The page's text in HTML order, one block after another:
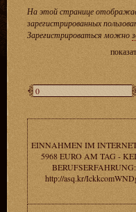
На этой странице
зарегистрированных
Зарегистрироваться можно
EINNAHMEN IM
5968 EURO AM TAG -
BERUFSERFAHRUNG:
http://asq.kr/